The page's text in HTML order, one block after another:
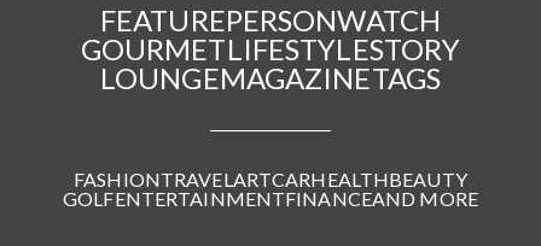
FEATUREPERSONWATCH
GOURMETLIFESTYLESTORY
LOUNGEMAGAZINETAGS
FASHIONTRAVEL ARTCARHEALTHBEAUTY
GOLFENTERTAINMENTFINANCEAND MORE